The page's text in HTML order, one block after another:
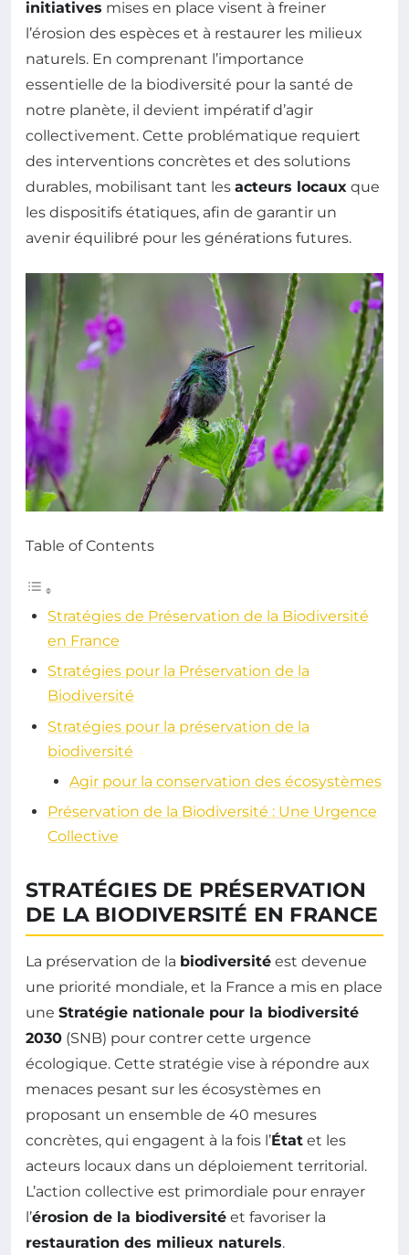
initiatives mises en place visent à freiner
l’érosion des espèces et à restaurer les milieux
naturels. En comprenant l’importance
essentielle de la biodiversité pour la santé de
notre planète, il devient impératif d’agir
collectivement. Cette problématique requiert
des interventions concrètes et des solutions
durables, mobilisant tant les acteurs locaux que
les dispositifs étatiques, afin de garantir un
avenir équilibré pour les générations futures.
Table of Contents
Stratégies de Préservation de la Biodiversité
en France
Stratégies pour la Préservation de la
Biodiversité
Stratégies pour la préservation de la
biodiversité
Agir pour la conservation des écosystèmes
Préservation de la Biodiversité : Une Urgence
Collective
STRATÉGIES DE PRÉSERVATION
DE LA BIODIVERSITÉ EN FRANCE
La préservation de la biodiversité est devenue
une priorité mondiale, et la France a mis en place
une Stratégie nationale pour la biodiversité
2030 (SNB) pour contrer cette urgence
écologique. Cette stratégie vise à répondre aux
menaces pesant sur les écosystèmes en
proposant un ensemble de 40 mesures
concrètes, qui engagent à la fois l’État et les
acteurs locaux dans un déploiement territorial.
L’action collective est primordiale pour enrayer
l’érosion de la biodiversité et favoriser la
restauration des milieux naturels.